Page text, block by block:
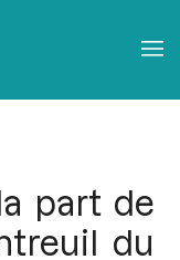
part de
du